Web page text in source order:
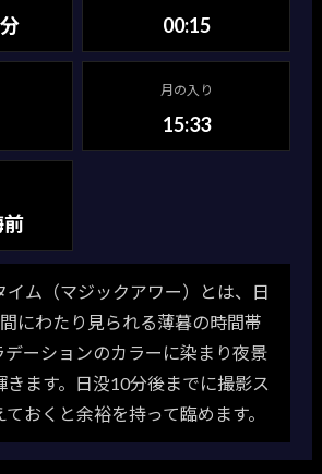
00:15
月の入り
15:33
前
イム（マジックアワー）とは、日
にわたり見られる薄暮の時間帯
デーションのカラーに染まり夜景
ます。日没10分後までに撮影ス
おくと余裕を持って臨めます。